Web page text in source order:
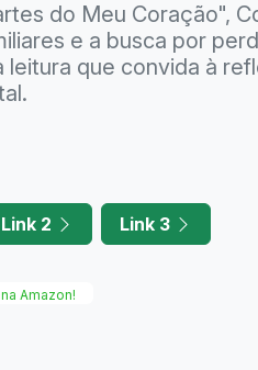
do Meu Coração",
e a busca por
leitura que convida à
Link 2 Link 3
Amazon!